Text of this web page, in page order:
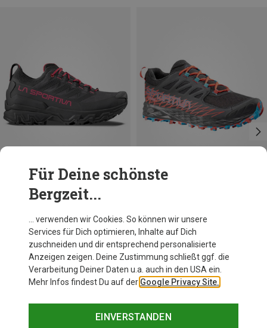
Du sparst 15%
Für Deine schönste
Bergzeit...
… verwenden wir Cookies. So können wir unsere
Services für Dich optimieren, Inhalte auf Dich
zuschneiden und dir entsprechend personalisierte
Anzeigen zeigen. Deine Zustimmung schließt ggf. die
Verarbeitung Deiner Daten u.a. auch in den USA ein.
Mehr Infos findest Du auf der Google Privacy Site.
EINVERSTANDEN